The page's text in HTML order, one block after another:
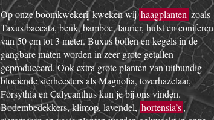
Op onze boomkwekerij kweken wijhaagplanten zoals
Taxus baccata, beuk, bamboe, laurier, hulst en coniferen
van 50 cm tot 3 meter. Buxus bollen en kegels in de
gangbare maten worden in zeer grote getallen
geproduceerd. Ook extra grote planten van uitbundig
bloeiende sierheesters als Magnolia, toverhazelaar,
Forsythia en Calycanthus kun je bij ons vinden.
Bodembedekkers, klimop, lavendel,hortensia’s,